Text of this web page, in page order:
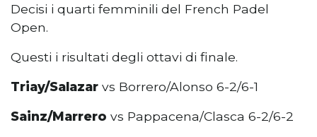
Decisi i quarti femminili del French Padel
Open.
Questi i risultati degli ottavi di finale.
Triay/Salazar vs Borrero/Alonso 6-2/6-1
Sainz/Marrero vs Pappacena/Clasca 6-2/6-2